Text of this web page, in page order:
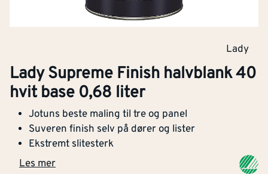
Lady
Lady Supreme Finish halvblank 40
hvit base 0,68 liter
Jotuns beste maling til tre og panel
Suveren finish selv på dører og lister
Ekstremt slitesterk
Les mer
Kjøp
Lady Supreme Finish 05 hvit base 2,7 liter
matt
Klikk og hent